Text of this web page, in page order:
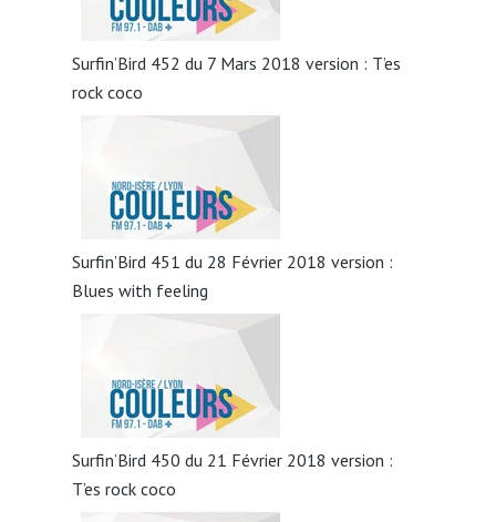
Surfin’Bird 452 du 7 Mars 2018 version : T’es
rock coco
Surfin’Bird 451 du 28 Février 2018 version :
Blues with feeling
Surfin’Bird 450 du 21 Février 2018 version :
T’es rock coco